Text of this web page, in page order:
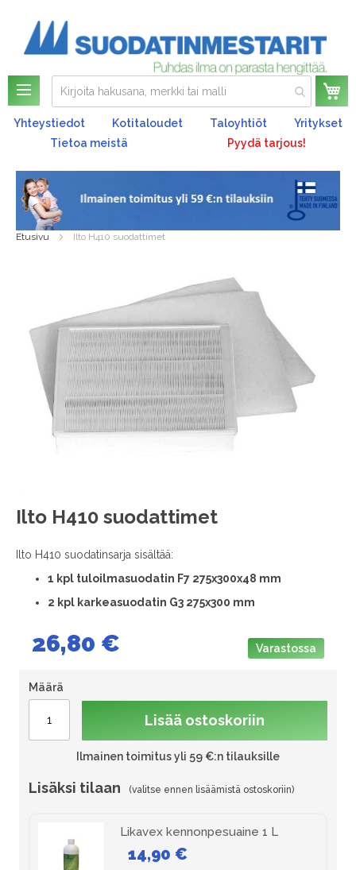
Yhteystiedot Kotitaloudet Taloyhtiöt
Yritykset
Tietoa meistä
Pyydä tarjous!
Etusivu Ilto H410 suodattimet
Ilto H410 suodattimet
Ilto H410 suodatinsarja sisältää:
1 kpl tuloilmasuodatin F7 275x300x48 mm
2 kpl karkeasuodatin G3 275x300 mm
26,80 € Varastossa
Määrä
Lisää ostoskoriin
Ilmainen toimitus yli 59 €:n tilauksille
Lisäksi tilaan
Likavex kennonpesuaine 1 L
14,90 €
images
gallery
Skip
to
beginning
images